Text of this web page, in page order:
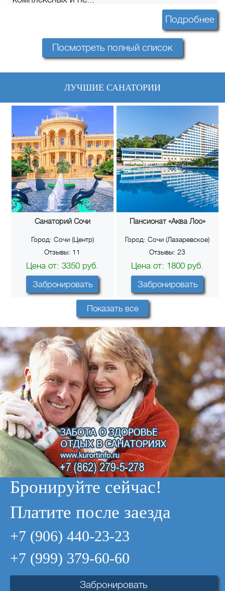
Подробнее
Посмотреть полный список
ЛУЧШИЕ САНАТОРИИ
Санаторий Сочи
Город: Сочи (Центр)
Отзывы: 11
Цена от:3350 руб.
Забронировать
Пансионат «Аква Лоо»
Город:Сочи (Лазаревское)
Отзывы:23
Цена от: 1800 руб.
Забронировать
Отель «Довиль»
Город:
Анапа (Центр)
Отзывы:0
Цена от:3515руб.
Забронировать
Гостиничный комплекс
«Bridge Resort» 4*
Город:Сочи (Адлер)
Отзывы:
Цена от:1975
Забронировать
Показать все
Бронируйте сейчас!
Платите после заезда
+7 (906) 440-23-23
+7 (999) 379-60-60
Забронировать